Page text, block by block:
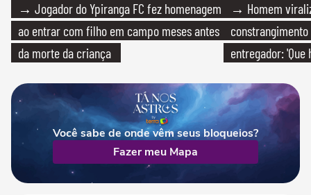
→ Jogador do Ypiranga FC fez homenagem
ao entrar com filho em campo meses antes
da morte da criança
→ Homem
entregador: 'Que
Você sabe de onde vêm seus bloqueios?
Fazer meu Mapa